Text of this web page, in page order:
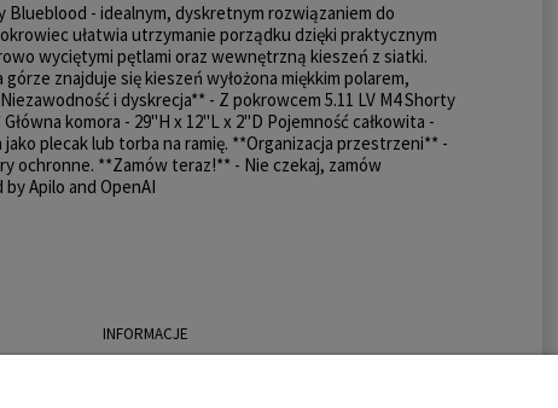
Blueblood - idealnym, dyskretnym rozwiązaniem do
ułatwia utrzymanie porządku dzięki praktycznym
wyciętymi pętlami oraz wewnętrzną kieszeń z siatki.
znajduje się kieszeń wyłożona miękkim polarem,
i dyskrecja** - Z pokrowcem 5.11 LV M4 Shorty
komora - 29"H x 12"L x 2"D Pojemność całkowita -
plecak lub torba na ramię. **Organizacja przestrzeni** -
ochronne. **Zamów teraz!** - Nie czekaj, zamów
Apilo and OpenAI
INFORMACJE